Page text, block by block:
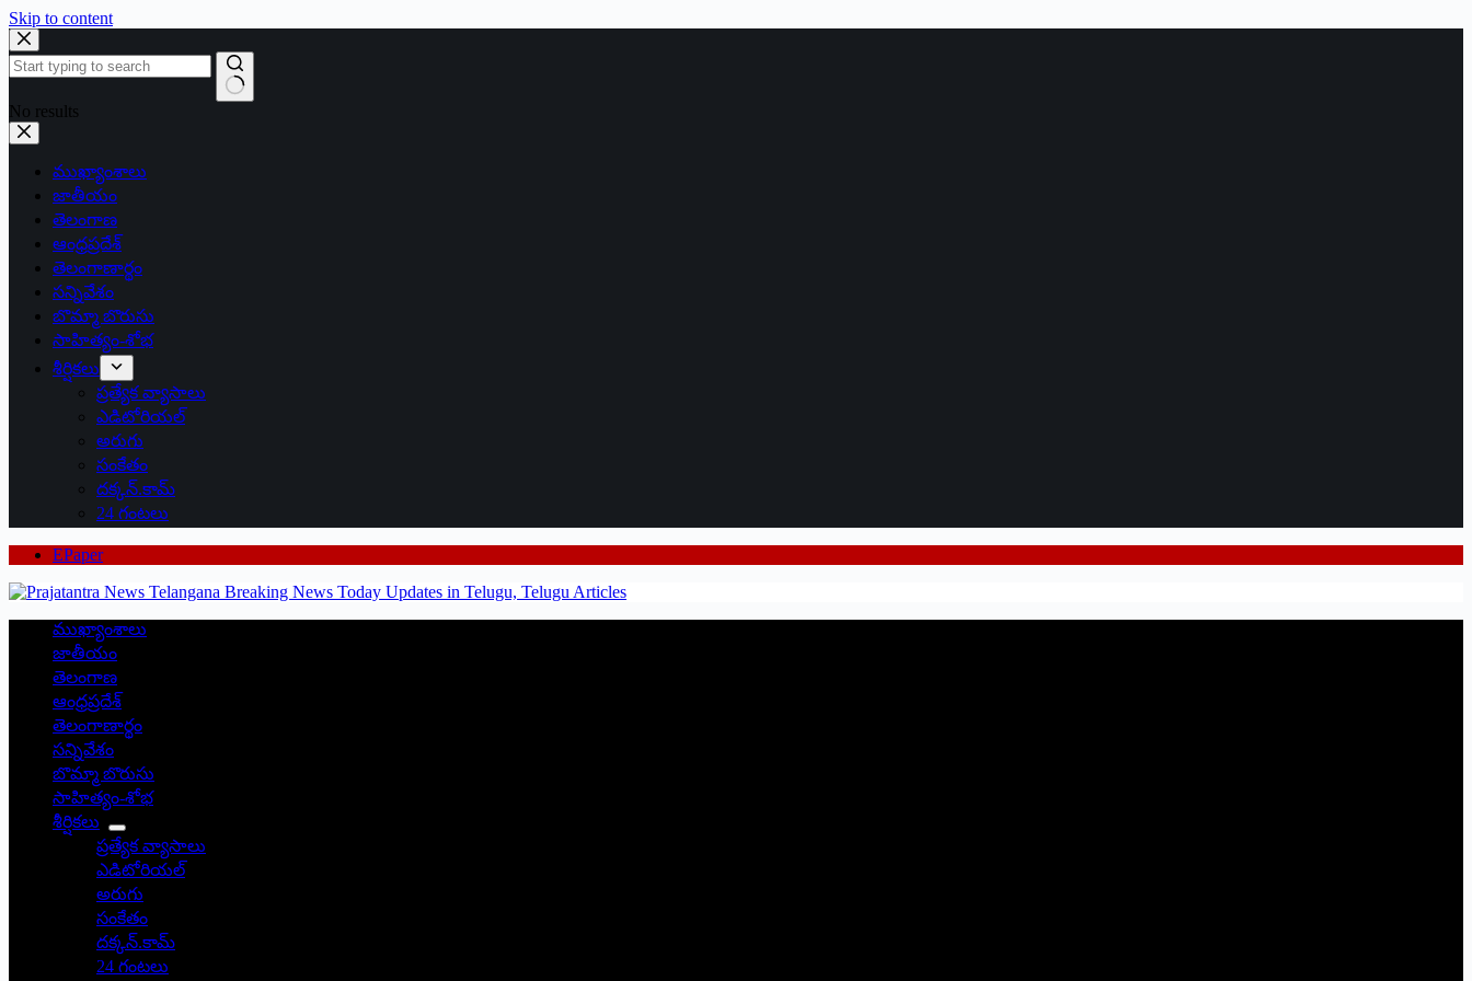
Skip to content
No results
ముఖ్యాంశాలు
జాతీయం
తెలంగాణ
ఆంధ్రప్రదేశ్
తెలంగాణార్థం
సన్నివేశం
బొమ్మా బొరుసు
సాహిత్యం-శోభ
శీర్షికలు
ప్రత్యేక వ్యాసాలు
ఎడిటోరియల్
అరుగు
సంకేతం
దక్కన్.కామ్
24 గంటలు
EPaper
ముఖ్యాంశాలు
జాతీయం
తెలంగాణ
ఆంధ్రప్రదేశ్
తెలంగాణార్థం
సన్నివేశం
బొమ్మా బొరుసు
సాహిత్యం-శోభ
శీర్షికలు
ప్రత్యేక వ్యాసాలు
ఎడిటోరియల్
అరుగు
సంకేతం
దక్కన్.కామ్
24 గంటలు